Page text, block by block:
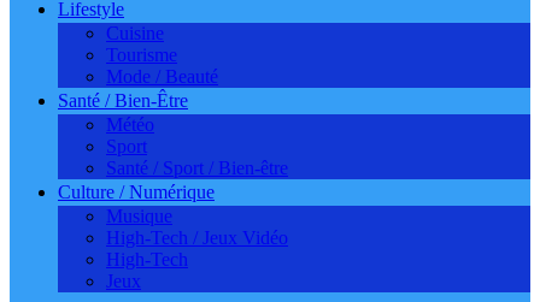
Lifestyle
Cuisine
Tourisme
Mode / Beauté
Santé / Bien-Être
Météo
Sport
Santé / Sport / Bien-être
Culture / Numérique
Musique
High-Tech / Jeux Vidéo
High-Tech
Jeux